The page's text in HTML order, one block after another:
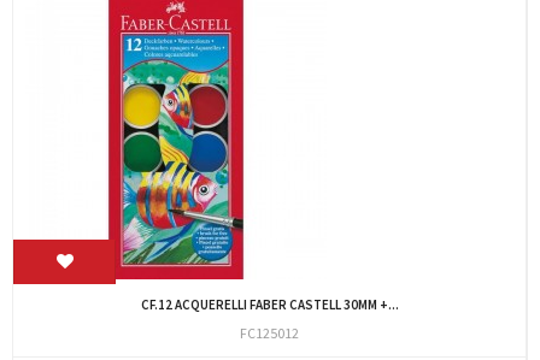
CF.12 ACQUERELLI FABER CASTELL 30MM +...
FC125012